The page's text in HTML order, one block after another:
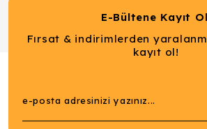
E-Bültene Kayıt
Fırsat & indirimlerden
kayıt ol!